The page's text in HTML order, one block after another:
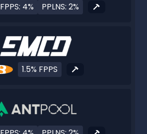
FPPS: 4% PPLNS: 2%
1.5% FPPS